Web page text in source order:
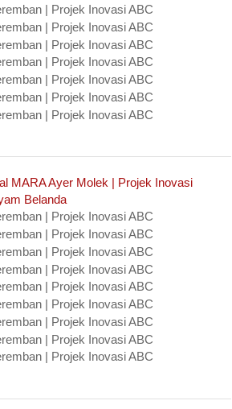
| Projek Inovasi ABC
| Projek Inovasi ABC
| Projek Inovasi ABC
| Projek Inovasi ABC
| Projek Inovasi ABC
| Projek Inovasi ABC
| Projek Inovasi ABC
MARA Ayer Molek | Projek Inovasi
Belanda
| Projek Inovasi ABC
| Projek Inovasi ABC
| Projek Inovasi ABC
| Projek Inovasi ABC
| Projek Inovasi ABC
| Projek Inovasi ABC
| Projek Inovasi ABC
| Projek Inovasi ABC
| Projek Inovasi ABC